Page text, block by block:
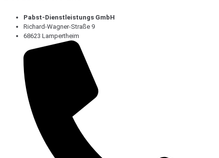
Pabst-Dienstleistungs GmbH
Richard-Wagner-Straße 9
68623 Lampertheim